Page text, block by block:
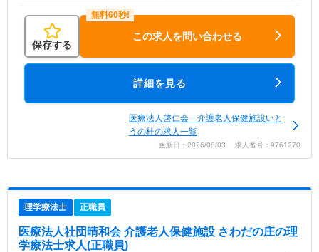
保存する
この求人を問い合わせる
詳細を見る
医療法人啓仁会 介護老人保健施設いと
うの杜の求人一覧
更新日：2026/08/03 求人番号：9761270
理学療法士 正職員
医療法人社団晴和会 介護老人保健施設 さわだの庄の理
学療法士求人(正職員)